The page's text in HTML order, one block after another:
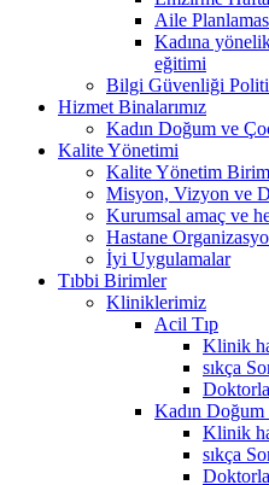
Aile
Kadına
eğitimi
Bilgi Güvenliği
Hizmet Binalarımız
Kadın Doğum ve
Kalite Yönetimi
Kalite Yönetim
Misyon, Vizyon ve
Kurumsal amaç ve
Hastane
İyi Uygulamalar
Tıbbi Birimler
Kliniklerimiz
Acil Tıp
Klinik
sıkça
Kadın Doğum
Klinik
sıkça